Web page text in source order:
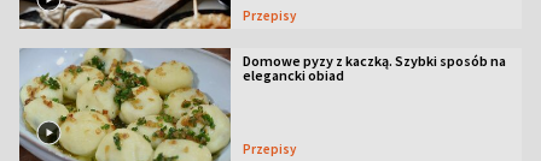
Przepisy
Domowe pyzy z kaczką. Szybki sposób na
elegancki obiad
Przepisy